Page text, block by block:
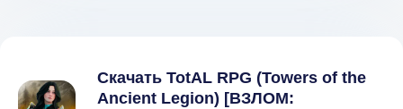
Скачать TotAL RPG (Towers of the
Ancient Legion) [ВЗЛОМ: